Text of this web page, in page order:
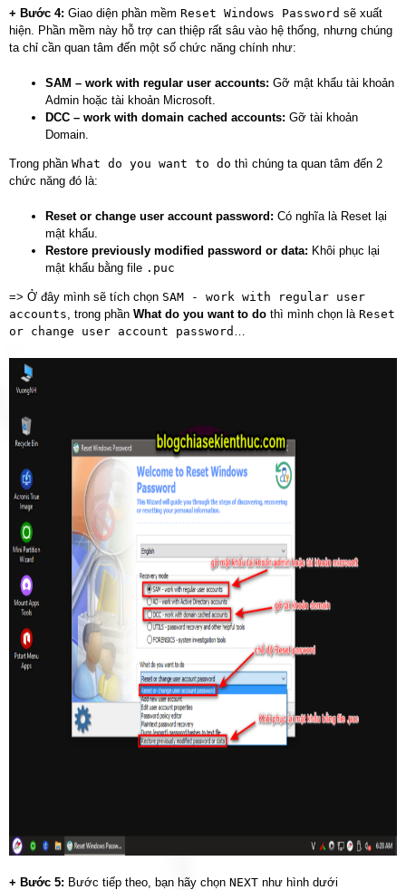
+ Bước 4: Giao diện phần mềm Reset Windows Password sẽ xuất
hiện. Phần mềm này hỗ trợ can thiệp rất sâu vào hệ thống, nhưng chúng
ta chỉ cần quan tâm đến một số chức năng chính như:
SAM – work with regular user accounts: Gỡ mật khẩu tài khoản
Admin hoặc tài khoản Microsoft.
DCC – work with domain cached accounts: Gỡ tài khoản
Domain.
Trong phần What do you want to do thì chúng ta quan tâm đến 2
chức năng đó là:
Reset or change user account password: Có nghĩa là Reset lại
mật khẩu.
Restore previously modified password or data: Khôi phục lại
mật khẩu bằng file .puc
=> Ở đây mình sẽ tích chọn SAM - work with regular user
accounts , trong phần What do you want to do thì mình chọn là Reset
or change user account password
+ Bước 5: Bước tiếp theo, bạn hãy chọn NEXT như hình dưới